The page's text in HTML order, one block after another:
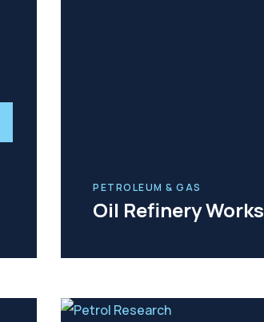
PETROLEUM & GAS
Oil Refinery Works